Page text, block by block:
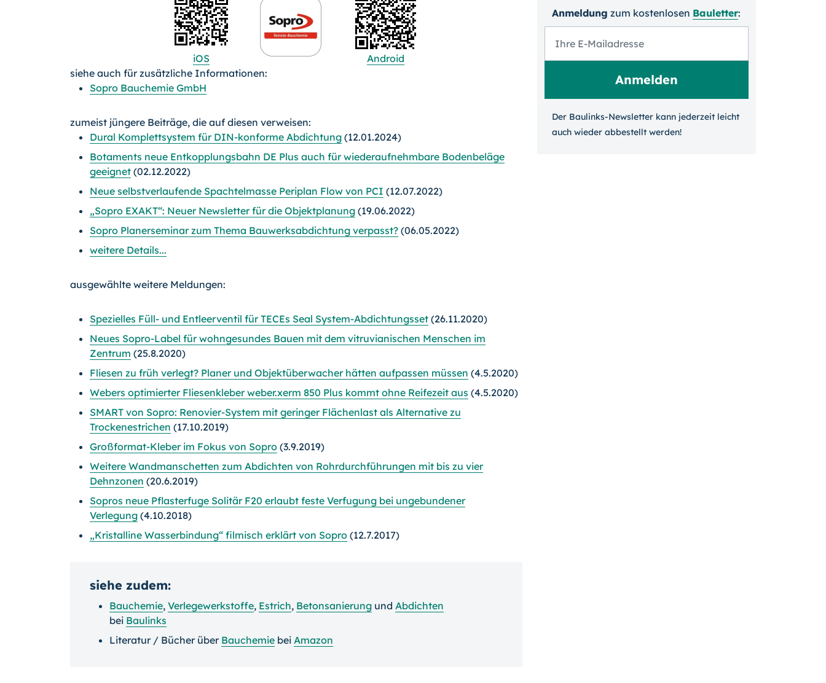
iOS
Android
siehe auch für zusätzliche Informationen:
Sopro Bauchemie GmbH
zumeist jüngere Beiträge, die auf diesen verweisen:
Dural Komplettsystem für DIN-konforme Abdichtung (12.01.2024)
Botaments neue Entkopplungsbahn DE Plus auch für wiederaufnehmbare Bodenbeläge
geeignet (02.12.2022)
Neue selbstverlaufende Spachtelmasse Periplan Flow von PCI (12.07.2022)
„Sopro EXAKT“: Neuer Newsletter für die Objektplanung (19.06.2022)
Sopro Planerseminar zum Thema Bauwerksabdichtung verpasst? (06.05.2022)
weitere Details...
ausgewählte weitere Meldungen:
Spezielles Füll- und Entleerventil für TECEs Seal System-Abdichtungsset (26.11.2020)
Neues Sopro-Label für wohngesundes Bauen mit dem vitruvianischen Menschen im
Zentrum (25.8.2020)
Fliesen zu früh verlegt? Planer und Objektüberwacher hätten aufpassen müssen (4.5.2020)
Webers optimierter Fliesenkleber weber.xerm 850 Plus kommt ohne Reifezeit aus (4.5.2020)
SMART von Sopro: Renovier-System mit geringer Flächenlast als Alternative zu
Trockenestrichen (17.10.2019)
Großformat-Kleber im Fokus von Sopro (3.9.2019)
Weitere Wandmanschetten zum Abdichten von Rohrdurchführungen mit bis zu vier
Dehnzonen (20.6.2019)
Sopros neue Pflasterfuge Solitär F20 erlaubt feste Verfugung bei ungebundener
Verlegung (4.10.2018)
„Kristalline Wasserbindung“ filmisch erklärt von Sopro (12.7.2017)
siehe zudem:
Bauchemie, Verlegewerkstoffe, Estrich, Betonsanierung und Abdichten
bei Baulinks
Literatur / Bücher über Bauchemie bei Amazon
Anmeldung zum kosten­losen Bauletter:
Der Baulinks-Newsletter kann jeder­zeit leicht
auch wieder ab­bestellt werden!